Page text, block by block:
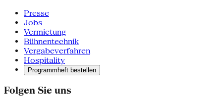
Presse
Jobs
Vermietung
Bühnentechnik
Vergabeverfahren
Hospitality
Programmheft bestellen
Folgen Sie uns